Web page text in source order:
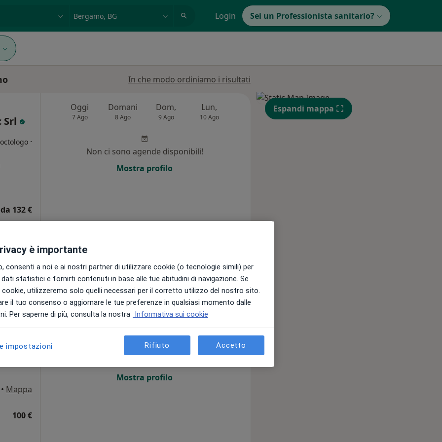
Login Sei un Professionista sanitario?
In che modo ordiniamo i risultati
Srl
·
da 132 €
Alberto
Oggi
7 Ago
Domani
8 Ago
Dom,
9 Ago
Lun,
10 Ago
Mer, Gio,
13 Ago
Non ci sono agende disponibili!
Mostra profilo
• Mappa
100 €
Oggi Domani Dom, Lun,
Mostra profilo
Espandi mappa
è importante
consenti a noi e ai nostri partner di utilizzare cookie (o tecnologie simili) per
statistici e fornirti contenuti in base alle tue abitudini di navigazione. Se
utilizzeremo solo quelli necessari per il corretto utilizzo del nostro sito.
il tuo consenso o aggiornare le tue preferenze in qualsiasi momento dalle
Per saperne di più, consulta la nostra Informativa sui cookie
impostazioni Rifiuto Accetto